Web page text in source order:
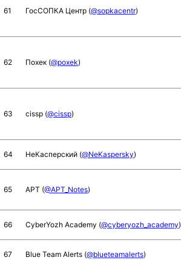
61 ГосСОПКА Центр (@sopkacentr)
62 Похек (@poxek)
63 cissp (@cissp)
64 НеКасперский (@NeKaspersky)
65 APT (@APT_Notes)
66 CyberYozh Academy (@cyberyozh_academy)
67 Blue Team Alerts (@blueteamalerts)